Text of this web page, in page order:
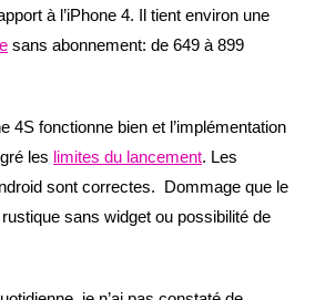
à l’iPhone 4. Il tient environ une
sans abonnement: de 649 à 899
4S fonctionne bien et l’implémentation
les limites du lancement. Les
sont correctes. Dommage que le
sans widget ou possibilité de